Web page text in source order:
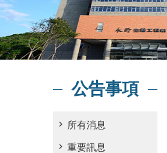
公告事項
所有消息
重要訊息